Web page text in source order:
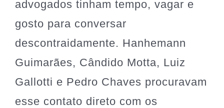
advogados tinham tempo, vagar e
gosto para conversar
descontraidamente. Hanhemann
Guimarães, Cândido Motta, Luiz
Gallotti e Pedro Chaves procuravam
esse contato direto com os